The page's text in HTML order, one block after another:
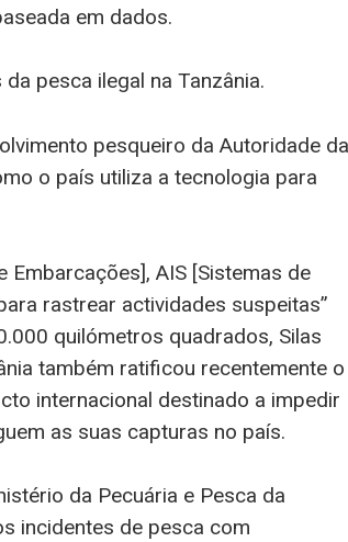
em dados.
pesca ilegal na Tanzânia.
pesqueiro da Autoridade da
o país utiliza a tecnologia para
Embarcações], AIS [Sistemas de
rastrear actividades suspeitas”
quilómetros quadrados, Silas
também ratificou recentemente o
internacional destinado a impedir
as suas capturas no país.
da Pecuária e Pesca da
incidentes de pesca com